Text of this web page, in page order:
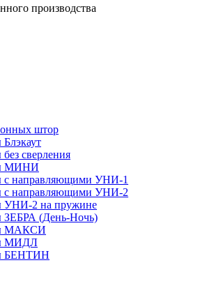
производства
штор
сверления
МИНИ
с направляющими УНИ-1
с направляющими УНИ-2
УНИ-2 на пружине
ЗЕБРА (День-Ночь)
МАКСИ
МИДЛ
БЕНТИН